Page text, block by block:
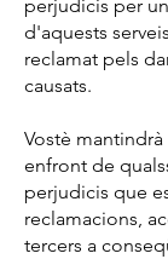
perjudicis per
d'aquests
reclamat pels
causats.
Vostè
enfront de
perjudicis que
reclamacions,
tercers a